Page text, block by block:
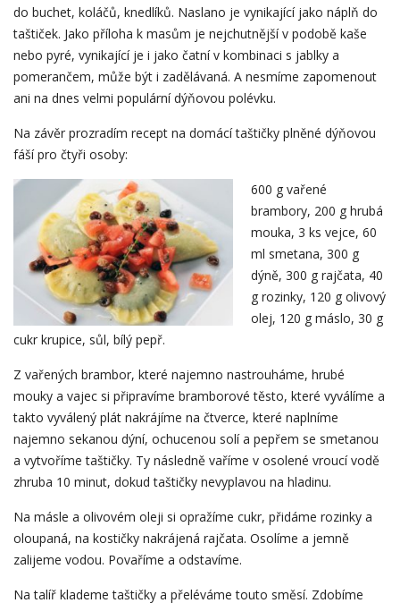
do buchet, koláčů, knedlíků. Naslano je vynikající jako náplň do
taštiček. Jako příloha k masům je nejchutnější v podobě kaše
nebo pyré, vynikající je i jako čatní v kombinaci s jablky a
pomerančem, může být i zadělávaná. A nesmíme zapomenout
ani na dnes velmi populární dýňovou polévku.
Na závěr prozradím recept na domácí taštičky plněné dýňovou
fáší pro čtyři osoby:
600 g vařené
brambory, 200 g hrubá
mouka, 3 ks vejce, 60
ml smetana, 300 g
dýně, 300 g rajčata, 40
g rozinky, 120 g olivový
olej, 120 g máslo, 30 g
cukr krupice, sůl, bílý pepř.
Z vařených brambor, které najemno nastrouháme, hrubé
mouky a vajec si připravíme bramborové těsto, které vyválíme a
takto vyválený plát nakrájíme na čtverce, které naplníme
najemno sekanou dýní, ochucenou solí a pepřem se smetanou
a vytvoříme taštičky. Ty následně vaříme v osolené vroucí vodě
zhruba 10 minut, dokud taštičky nevyplavou na hladinu.
Na másle a olivovém oleji si opražíme cukr, přidáme rozinky a
oloupaná, na kostičky nakrájená rajčata. Osolíme a jemně
zalijeme vodou. Povaříme a odstavíme.
Na talíř klademe taštičky a přeléváme touto směsí. Zdobíme